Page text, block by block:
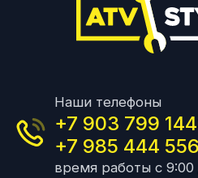
Наши телефоны
+7 903 799
+7 985 444
время работы с 9:00